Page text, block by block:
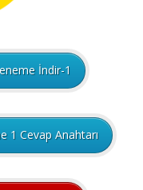
İndir-1
1 Cevap Anahtarı